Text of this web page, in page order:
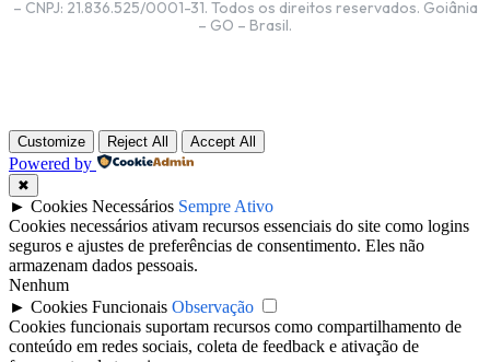
– CNPJ: 21.836.525/0001-31. Todos os direitos reservados. Goiânia
– GO – Brasil.
Customize Reject All Accept All
Powered by
✖
► Cookies Necessários Sempre Ativo
Cookies necessários ativam recursos essenciais do site como logins
seguros e ajustes de preferências de consentimento. Eles não
armazenam dados pessoais.
Nenhum
► Cookies Funcionais Observação
Cookies funcionais suportam recursos como compartilhamento de
conteúdo em redes sociais, coleta de feedback e ativação de